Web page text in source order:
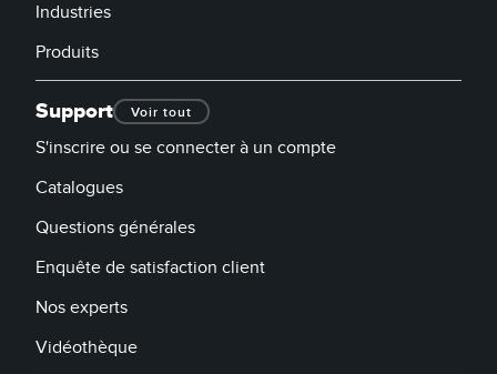
Industries
Produits
Support Voir tout
S'inscrire ou se connecter à un compte
Catalogues
Questions générales
Enquête de satisfaction client
Nos experts
Vidéothèque